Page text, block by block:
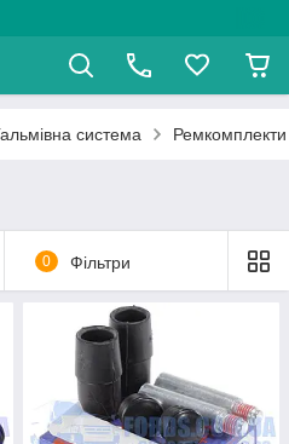
система Ремкомплекти
0 Фільтри